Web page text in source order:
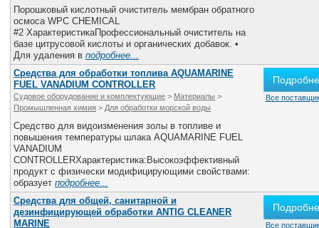
Порошковый кислотный очиститель мембран обратного
осмоса WPC CHEMICAL
#2 ХарактеристикаПрофессиональный очиститель на
базе цитрусовой кислоты и органических добавок. •
Для удаления в подробнее...
Средства для обработки топлива АQUAMARINE
FUEL VANADIUM CONTROLLER
Судовое оборудование и комплектующие > Материалы >
Промышленная химия > Для обработки морской воды
Средство для видоизменения золы в топливе и
повышения температуры шлака АQUAMARINE FUEL
VANADIUM
CONTROLLERХарактеристика:Высокоэффективный
продукт с физически модифицирующими свойствами:
образует подробнее...
Все
Средства для общей, санитарной и
дезинфицирующей обработки ANTIG CLEANER
MARINE
Все